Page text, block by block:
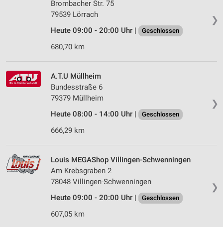
❯
Brombacher Str. 75
79539 Lörrach
Heute 09:00 - 20:00 Uhr |
Geschlossen
680,70 km
❯
A.T.U Müllheim
Bundesstraße 6
79379 Müllheim
Heute 08:00 - 14:00 Uhr |
Geschlossen
666,29 km
❯
Louis MEGAShop Villingen-Schwenningen
Am Krebsgraben 2
78048 Villingen-Schwenningen
Heute 09:00 - 20:00 Uhr |
Geschlossen
607,05 km